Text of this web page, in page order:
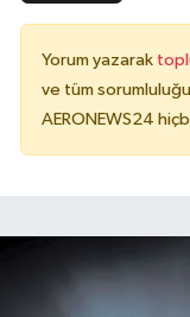
Yorum yazarak
ve tüm
AERONEWS24